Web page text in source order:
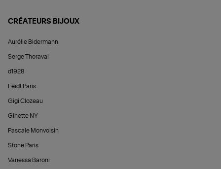
CRÉATEURS BIJOUX
Aurélie Bidermann
Serge Thoraval
d1928
Feidt Paris
Gigi Clozeau
Ginette NY
Pascale Monvoisin
Stone Paris
Vanessa Baroni